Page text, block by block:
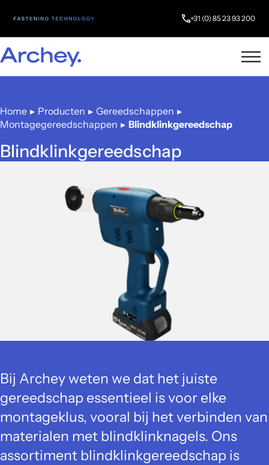
+31 (0) 85 23 93 200
Home ▸ Producten ▸ Gereedschappen ▸
Montagegereedschappen ▸ Blindklinkgereedschap
Blindklinkgereedschap
Bij Archey weten we dat het juiste
gereedschap essentieel is voor elke
montageklus, vooral bij het verbinden van
materialen met blindklinknagels. Ons
assortiment blindklinkgereedschap is